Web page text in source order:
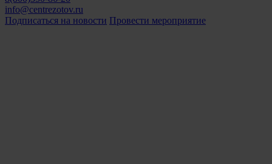
info@centrezotov.ru
Подписаться на новости Провести мероприятие